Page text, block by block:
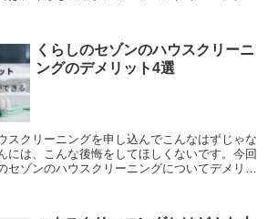
くらしのセゾンのハウスクリーニ
ングのデメリット4選
スクリーニングを申し込んでこんなはずじゃな
は、こんな後悔をしてほしくないです。今回
セゾンのハウスクリーニングについてデメリッ